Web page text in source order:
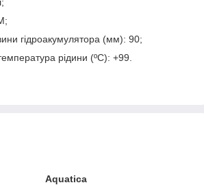
гідроакумулятора (мм): 90;
рідини (ºС): +99.
Aquatica